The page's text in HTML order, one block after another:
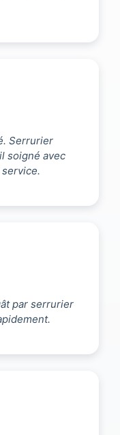
Serrurier
soigné avec
par serrurier